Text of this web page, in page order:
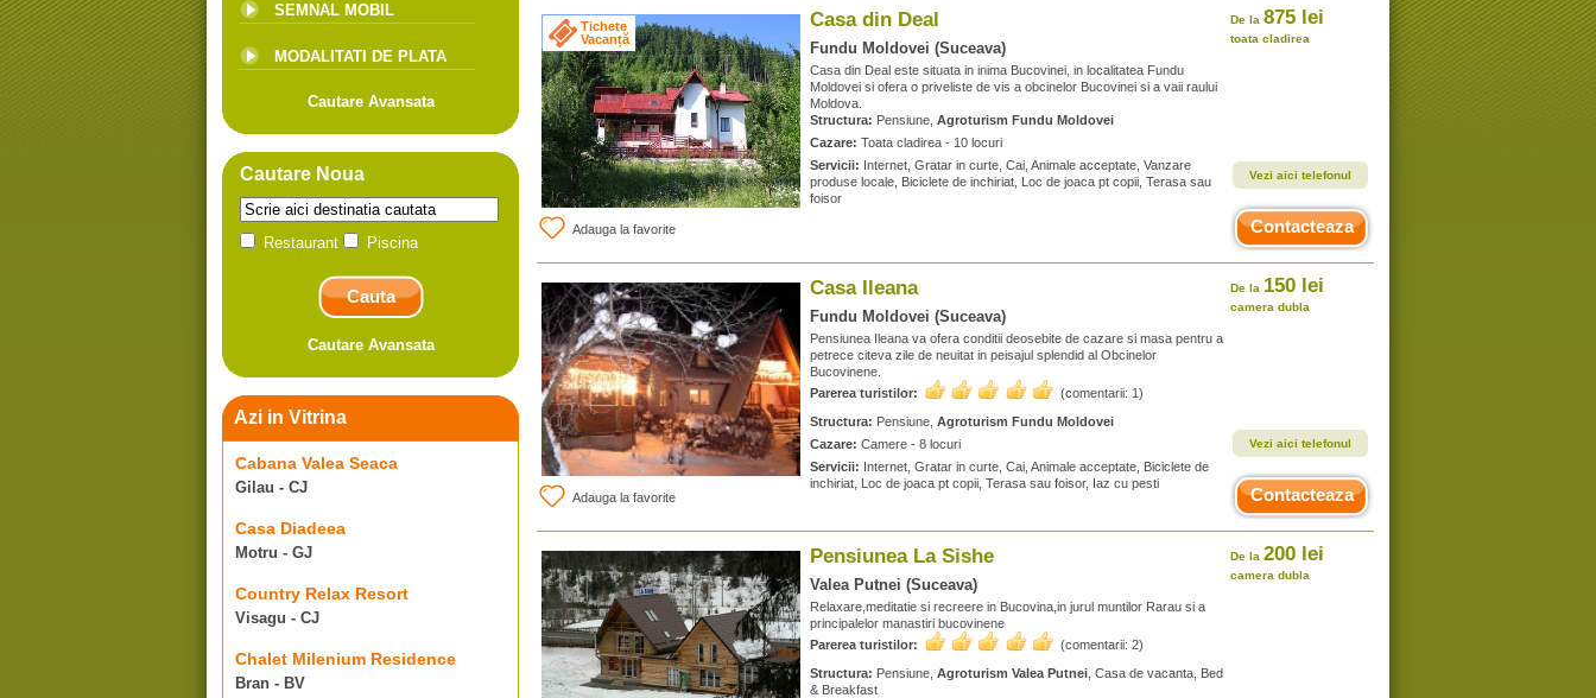
SEMNAL MOBIL
MODALITATI DE PLATA
Cautare Avansata
Cautare Noua
Restaurant Piscina
Cautare Avansata
Azi in Vitrina
Cabana Valea Seaca
Gilau - CJ
Casa Diadeea
Motru - GJ
Country Relax Resort
Visagu - CJ
Chalet Milenium Residence
Bran - BV
Tichete
Vacanță
Adauga la favorite
Casa din Deal
Fundu Moldovei (Suceava)
Casa din Deal este situata in inima Bucovinei, in localitatea Fundu
Moldovei si ofera o priveliste de vis a obcinelor Bucovinei si a vaii raului
Moldova.
Structura: Pensiune, Agroturism Fundu Moldovei
Cazare: Toata cladirea - 10 locuri
Servicii: Internet, Gratar in curte, Cai, Animale acceptate, Vanzare
produse locale, Biciclete de inchiriat, Loc de joaca pt copii, Terasa sau
foisor
De la 875 lei
toata cladirea
Vezi aici telefonul
Contacteaza
Adauga la favorite
Casa Ileana
Fundu Moldovei (Suceava)
Pensiunea Ileana va ofera conditii deosebite de cazare si masa pentru a
petrece citeva zile de neuitat in peisajul splendid al Obcinelor
Bucovinene.
Parerea turistilor:
(comentarii: 1)
Structura: Pensiune, Agroturism Fundu Moldovei
Cazare: Camere - 8 locuri
Servicii: Internet, Gratar in curte, Cai, Animale acceptate, Biciclete de
inchiriat, Loc de joaca pt copii, Terasa sau foisor, Iaz cu pesti
De la 150 lei
camera dubla
Vezi aici telefonul
Contacteaza
Pensiunea La Sishe
Valea Putnei (Suceava)
Relaxare,meditatie si recreere in Bucovina,in jurul muntilor Rarau si a
principalelor manastiri bucovinene
Parerea turistilor:
(comentarii: 2)
Structura: Pensiune, Agroturism Valea Putnei , Casa de vacanta, Bed
& Breakfast
De la 200 lei
camera dubla